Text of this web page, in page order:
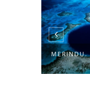
MERINDU.